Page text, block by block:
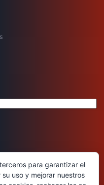
para garantizar el
uso y mejorar nuestros